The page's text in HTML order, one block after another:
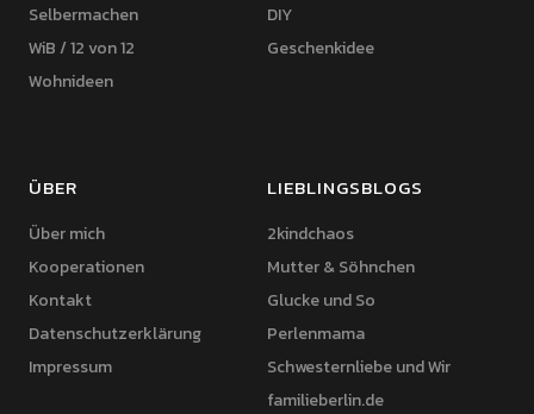
Selbermachen
WiB / 12 von 12
Wohnideen
DIY
Geschenkidee
ÜBER
Über mich
Kooperationen
Kontakt
Datenschutzerklärung
Impressum
LIEBLINGSBLOGS
2kindchaos
Mutter & Söhnchen
Glucke und So
Perlenmama
Schwesternliebe und Wir
familieberlin.de